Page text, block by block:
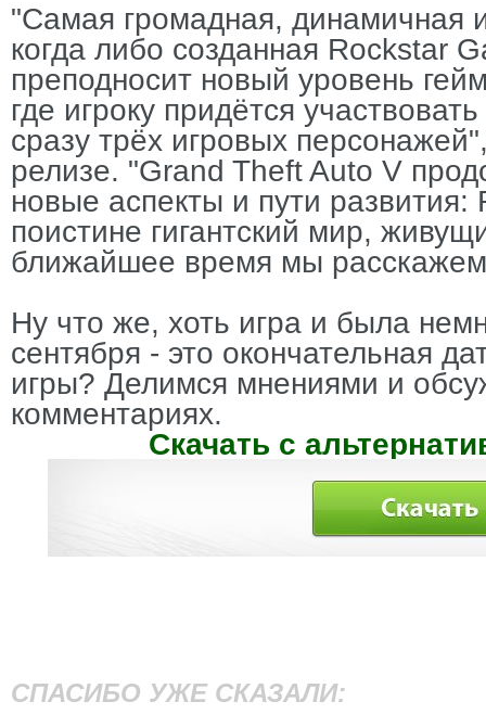
"Самая громадная, динамичная
когда либо созданная Rockstar
преподносит новый уровень
где игроку придётся
сразу трёх игровых
релизе. "Grand Theft Auto V
новые аспекты и пути развития:
поистине гигантский мир,
ближайшее время мы
Ну что же, хоть игра и была
сентября - это окончательная
игры? Делимся мнениями и
комментариях.
Скачать с
СПАСИБО УЖЕ СКАЗАЛИ: